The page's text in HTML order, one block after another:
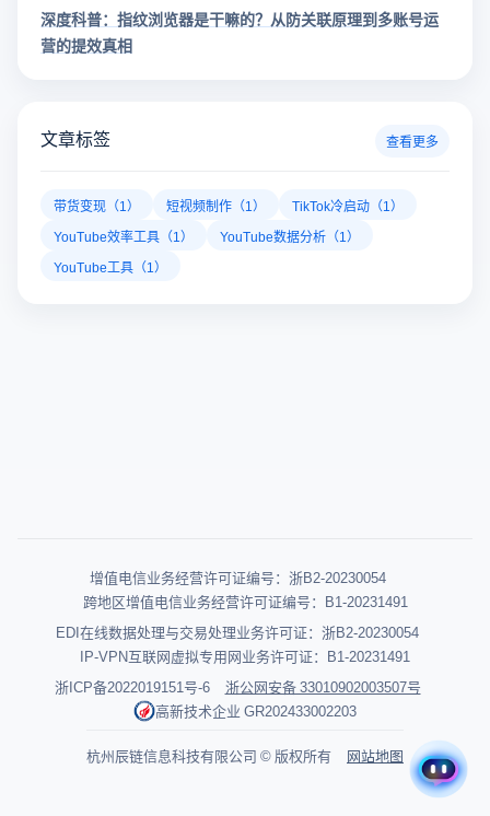
深度科普：指纹浏览器是干嘛的？从防关联原理到多账号运
营的提效真相
文章标签 查看更多
带货变现（1） 短视频制作（1）
TikTok冷启动（1）
YouTube效率工具（1）
YouTube数据分析（1）
YouTube工具（1）
增值电信业务经营许可证编号：浙B2-20230054
跨地区增值电信业务经营许可证编号：B1-20231491
EDI在线数据处理与交易处理业务许可证：浙B2-20230054
IP-VPN互联网虚拟专用网业务许可证：B1-20231491
浙ICP备2022019151号-6
浙公网安备 33010902003507号
高新技术企业 GR202433002203
杭州辰链信息科技有限公司 © 版权所有 网站地图